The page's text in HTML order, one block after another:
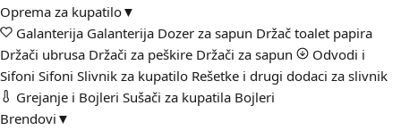
Oprema za kupatilo▼
Galanterija Galanterija Dozer za sapun Držač toalet papira
Držači ubrusa Držači za peškire Držači za sapun
Odvodi i
Sifoni Sifoni Slivnik za kupatilo Rešetke i drugi dodaci za slivnik
Grejanje i Bojleri Sušači za kupatila Bojleri
Brendovi ▼